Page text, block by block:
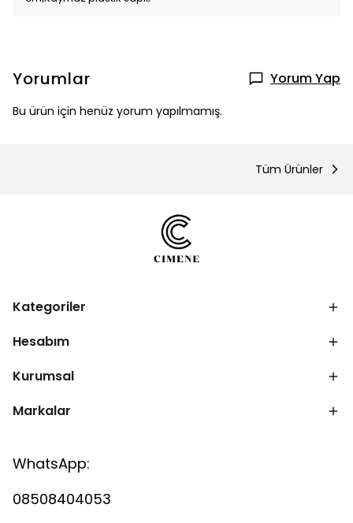
Yorumlar Yorum Yap
Bu ürün için henüz yorum yapılmamış.
Tüm Ürünler
Kategoriler
Hesabım
Kurumsal
Markalar
WhatsApp:
08508404053